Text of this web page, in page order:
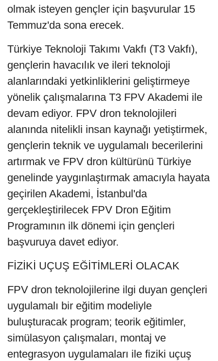
olmak isteyen gençler için başvurular 15
Temmuz'da sona erecek.
Türkiye Teknoloji Takımı Vakfı (T3 Vakfı),
gençlerin havacılık ve ileri teknoloji
alanlarındaki yetkinliklerini geliştirmeye
yönelik çalışmalarına T3 FPV Akademi ile
devam ediyor. FPV dron teknolojileri
alanında nitelikli insan kaynağı yetiştirmek,
gençlerin teknik ve uygulamalı becerilerini
artırmak ve FPV dron kültürünü Türkiye
genelinde yaygınlaştırmak amacıyla hayata
geçirilen Akademi, İstanbul'da
gerçekleştirilecek FPV Dron Eğitim
Programının ilk dönemi için gençleri
başvuruya davet ediyor.
FİZİKİ UÇUŞ EĞİTİMLERİ OLACAK
FPV dron teknolojilerine ilgi duyan gençleri
uygulamalı bir eğitim modeliyle
buluşturacak program; teorik eğitimler,
simülasyon çalışmaları, montaj ve
entegrasyon uygulamaları ile fiziki uçuş